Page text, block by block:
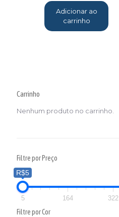
Adicionar ao
carrinho
Carrinho
Nenhum produto no carrinho.
Filtre por Preço
R$5
5 164 322
Filtre por Cor